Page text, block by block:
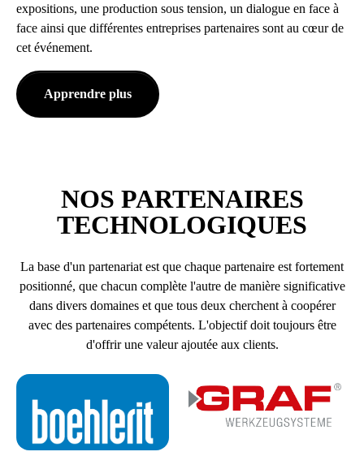
expositions, une production sous tension, un dialogue en face à
face ainsi que différentes entreprises partenaires sont au cœur de
cet événement.
Apprendre plus
NOS PARTENAIRES
TECHNOLOGIQUES
La base d'un partenariat est que chaque partenaire est fortement
positionné, que chacun complète l'autre de manière significative
dans divers domaines et que tous deux cherchent à coopérer
avec des partenaires compétents. L'objectif doit toujours être
d'offrir une valeur ajoutée aux clients.